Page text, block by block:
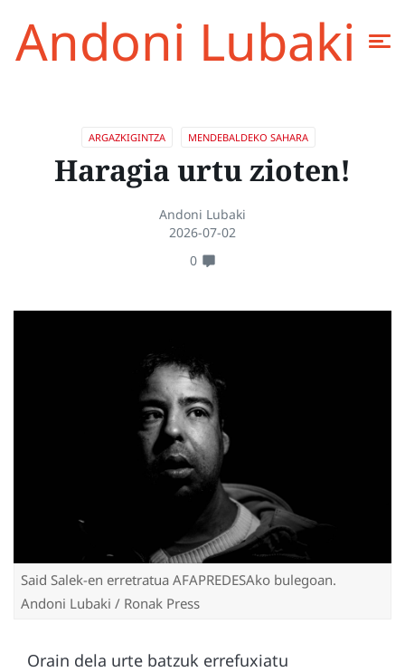
Andoni Lubaki
ARGAZKIGINTZA MENDEBALDEKO SAHARA
Haragia urtu zioten!
Andoni Lubaki
2026-07-02
0
Said Salek-en erretratua AFAPREDESAko bulegoan.
Andoni Lubaki / Ronak Press
Orain dela urte batzuk errefuxiatu